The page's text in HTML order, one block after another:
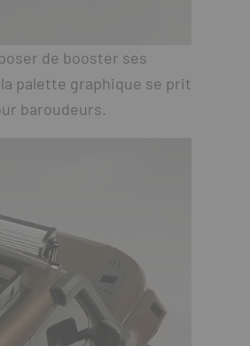
de booster ses
palette graphique se prit
baroudeurs.